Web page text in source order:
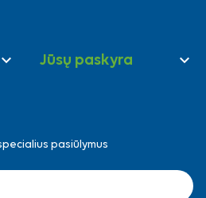
 Jūsų paskyra 
pasiūlymus